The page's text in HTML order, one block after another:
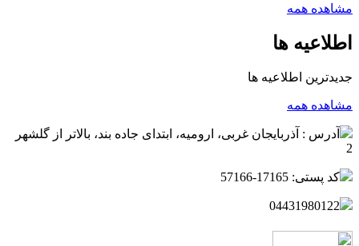
مشاهده همه
اطلاعیه ها
جدیدترین اطلاعیه ها
مشاهده همه
آدرس : آذربایجان غربی، ارومیه، ابتدای جاده بند، بالاتر از گلشهر
2
کد پستی: 17165-57166
04431980122